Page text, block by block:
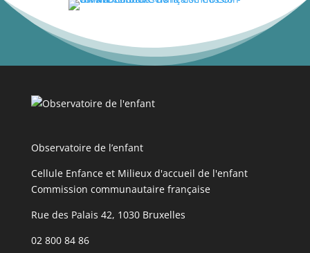
Observatoire de l’enfant
Cellule Enfance et Milieux d'accueil de l'enfant
Commission communautaire française
Rue des Palais 42, 1030 Bruxelles
02 800 84 86